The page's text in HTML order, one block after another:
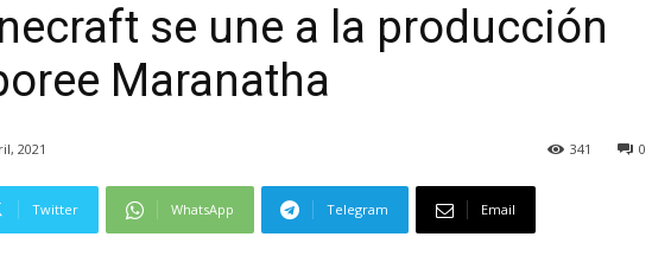
se une a la producción
Maranatha
2021 0
341
Twitter WhatsApp Telegram Email